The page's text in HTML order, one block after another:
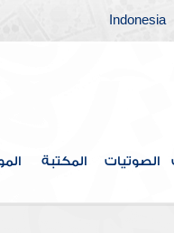
Indonesia
الصوتيات المكتبة